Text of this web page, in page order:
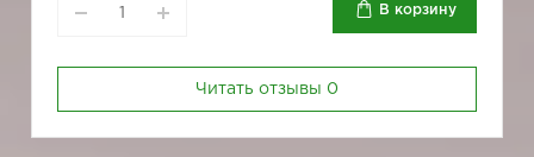
В корзину
Читать отзывы 0